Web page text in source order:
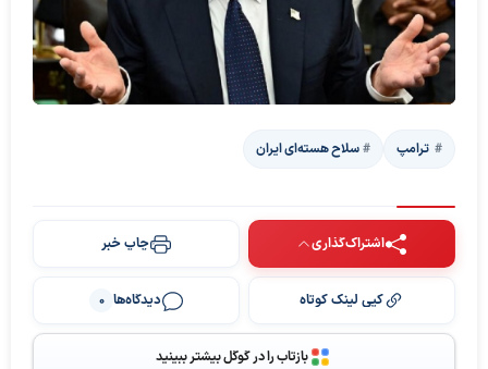
‍‍‍ ترامپ سلاح هسته‌ای ایران
اشتراک‌گذاری چاپ خبر
کپی لینک کوتاه دیدگاه‌ها 0
بازتاب را در گوگل بیشتر ببینید